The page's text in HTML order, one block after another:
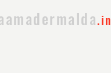
.in